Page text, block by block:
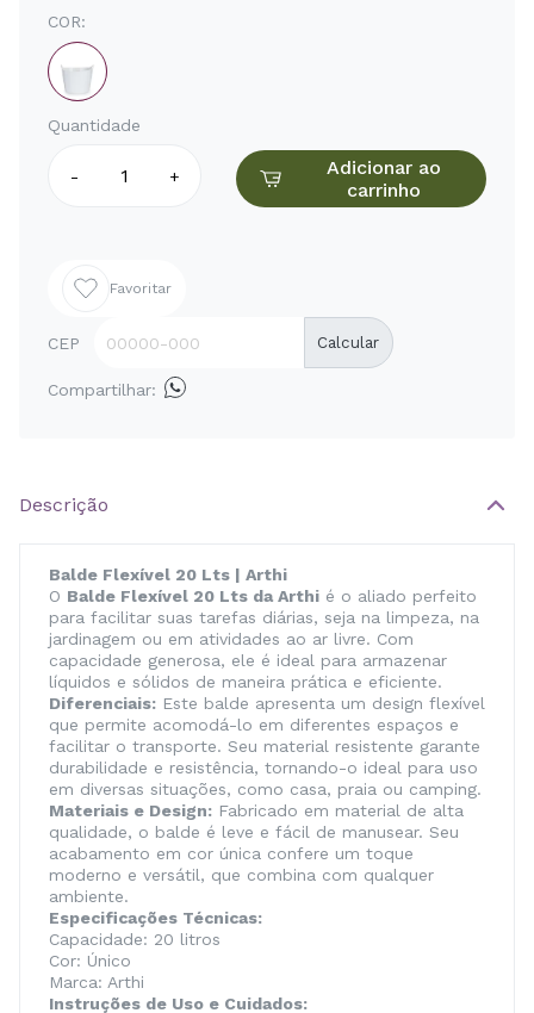
COR:
Quantidade
- +
Adicionar ao
carrinho
Favoritar
CEP Calcular
Compartilhar:
Descrição
Balde Flexível 20 Lts | Arthi
O Balde Flexível 20 Lts da Arthi é o aliado perfeito
para facilitar suas tarefas diárias, seja na limpeza, na
jardinagem ou em atividades ao ar livre. Com
capacidade generosa, ele é ideal para armazenar
líquidos e sólidos de maneira prática e eficiente.
Diferenciais: Este balde apresenta um design flexível
que permite acomodá-lo em diferentes espaços e
facilitar o transporte. Seu material resistente garante
durabilidade e resistência, tornando-o ideal para uso
em diversas situações, como casa, praia ou camping.
Materiais e Design: Fabricado em material de alta
qualidade, o balde é leve e fácil de manusear. Seu
acabamento em cor única confere um toque
moderno e versátil, que combina com qualquer
ambiente.
Especificações Técnicas:
Capacidade: 20 litros
Cor: Único
Marca: Arthi
Instruções de Uso e Cuidados: